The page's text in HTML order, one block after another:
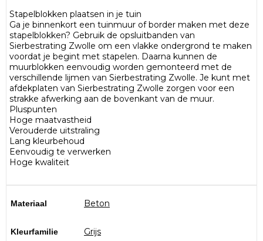
Stapelblokken plaatsen in je tuin
Ga je binnenkort een tuinmuur of border maken met deze
stapelblokken? Gebruik de opsluitbanden van
Sierbestrating Zwolle om een vlakke ondergrond te maken
voordat je begint met stapelen. Daarna kunnen de
muurblokken eenvoudig worden gemonteerd met de
verschillende lijmen van Sierbestrating Zwolle. Je kunt met
afdekplaten van Sierbestrating Zwolle zorgen voor een
strakke afwerking aan de bovenkant van de muur.
Pluspunten
Hoge maatvastheid
Verouderde uitstraling
Lang kleurbehoud
Eenvoudig te verwerken
Hoge kwaliteit
Materiaal Beton
Kleurfamilie Grijs